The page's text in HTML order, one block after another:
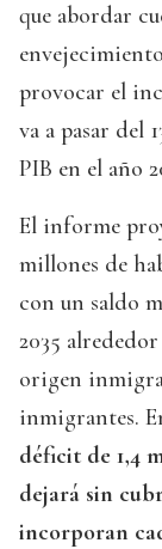
que abordar
provocar el
va a pasar del
PIB en el año
El informe
millones de
con un saldo
2035
origen
inmigrantes.
déficit de 1,4
dejará sin
incorporan